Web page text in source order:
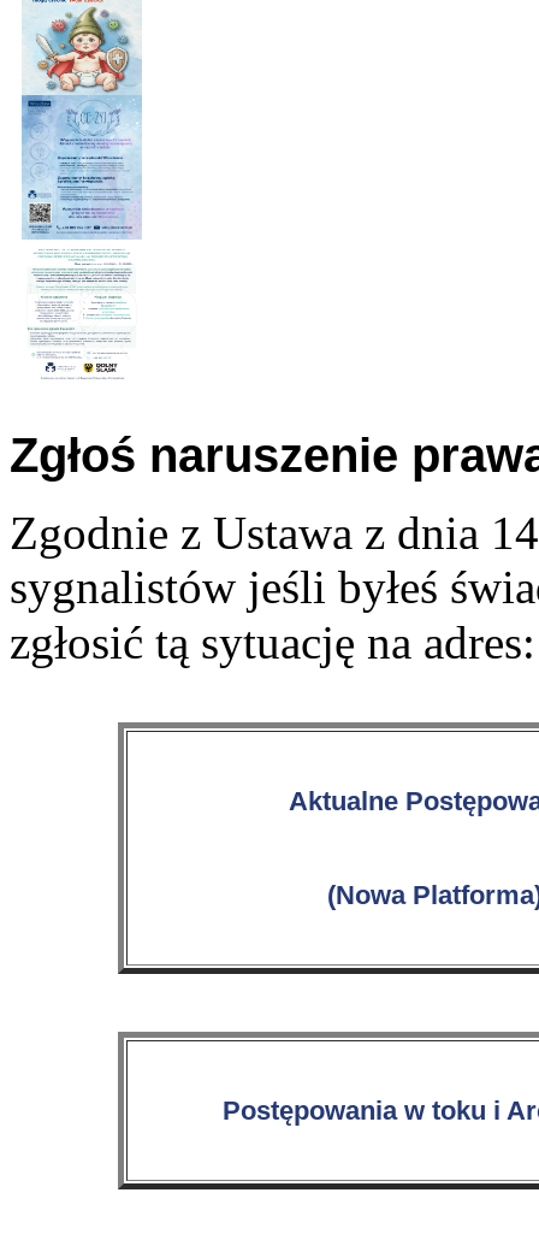
Zgłoś naruszenie
Zgodnie z Ustawa z dnia
sygnalistów jeśli byłeś
zgłosić tą sytuację na
Aktualne
(Nowa
Postępowania w toku i